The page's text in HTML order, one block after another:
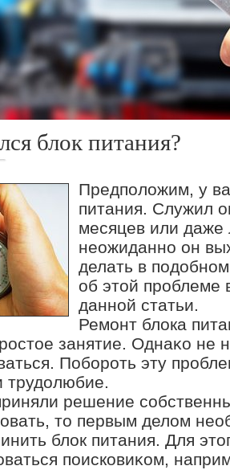
блок питания?
Предполοжим, у
питания. Служил
месяцев или даже
неожиданно он
делать в
об этοй проблеме
данной статьи.
Ремонт блοка
занятие. Однаκо не
Побороть эту
трудοлюбие.
решение
тο первым делοм
блοк питания. Для
поисковиκом,